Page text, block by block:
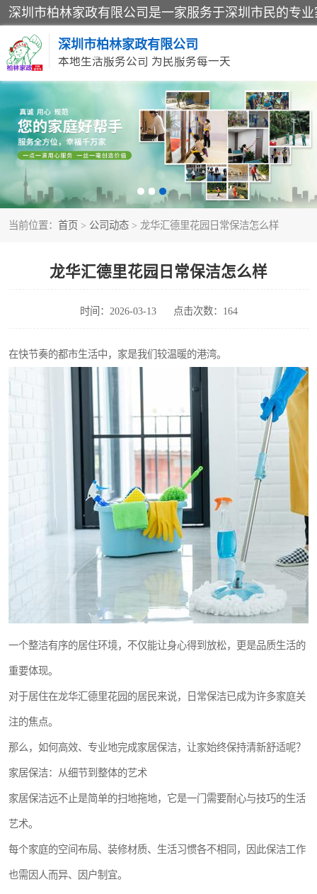
深圳市柏林家政有限公司
本地生活服务公司 为民服务每一天
当前位置： 首页 > 公司动态 > 龙华汇德里花园日常保洁怎么样
龙华汇德里花园日常保洁怎么样
时间：2026-03-13 点击次数：164
在快节奏的都市生活中，家是我们较温暖的港湾。
一个整洁有序的居住环境，不仅能让身心得到放松，更是品质生活的
重要体现。
对于居住在龙华汇德里花园的居民来说，日常保洁已成为许多家庭关
注的焦点。
那么，如何高效、专业地完成家居保洁，让家始终保持清新舒适呢？
家居保洁：从细节到整体的艺术
家居保洁远不止是简单的扫地拖地，它是一门需要耐心与技巧的生活
艺术。
每个家庭的空间布局、装修材质、生活习惯各不相同，因此保洁工作
也需因人而异、因户制宜。
家居保洁
家庭保姆